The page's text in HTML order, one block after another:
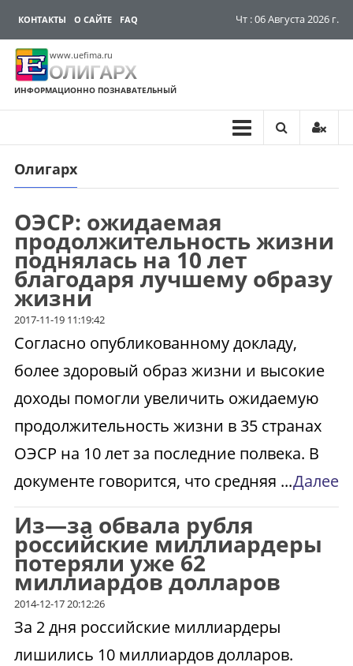
КОНТАКТЫ О САЙТЕ FAQ Чт : 06 Августа 2026 г.
www.uefima.ru
ОЛИГАРХ
ИНФОРМАЦИОННО ПОЗНАВАТЕЛЬНЫЙ
Перейти
Олигарх
ОЭСР: ожидаемая
продолжительность жизни
поднялась на 10 лет
благодаря лучшему образу
жизни
2017-11-19 11:19:42
Согласно опубликованному докладу,
более здоровый образ жизни и высокие
доходы помогли увеличить ожидаемую
продолжительность жизни в 35 странах
ОЭСР на 10 лет за последние полвека. В
документе говорится, что средняя ...Далее
Из—за обвала рубля
российские миллиардеры
потеряли уже 62
миллиардов долларов
2014-12-17 20:12:26
За 2 дня российские миллиардеры
лишились 10 миллиардов долларов.